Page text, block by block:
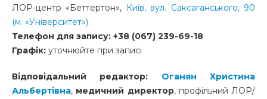
ЛОР-центр «Беттертон»,
Київ, вул. Саксаганського, 90
(м. «Університет»).
Телефон для запису: +38 (067) 239-69-18
Графік: уточнюйте при записі
Відповідальний редактор: Оганян Христина
Альбертівна, медичний директор, профільний ЛОР/